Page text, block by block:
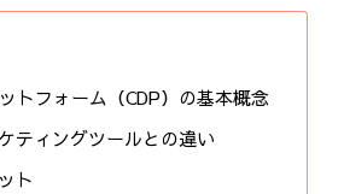
トフォーム（CDP）の基本概念
ティングツールとの違い
ト